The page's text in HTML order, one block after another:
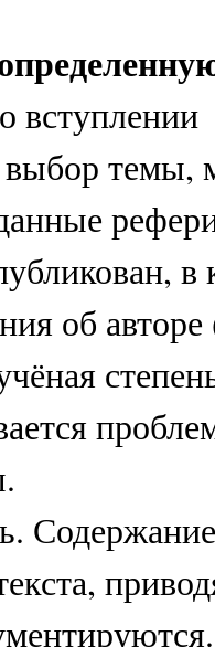
вступлении
выбор темы,
в
об
Содержание